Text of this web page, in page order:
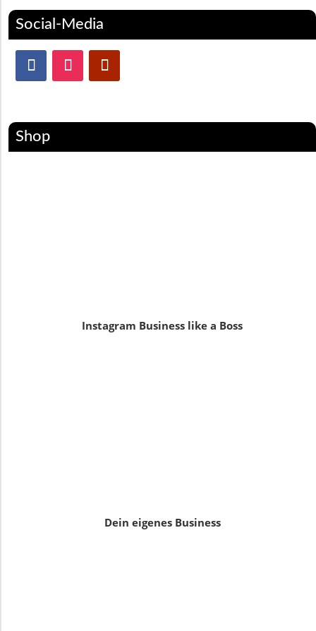
Social-Media
Shop
Instagram Business like a Boss
Dein eigenes Business